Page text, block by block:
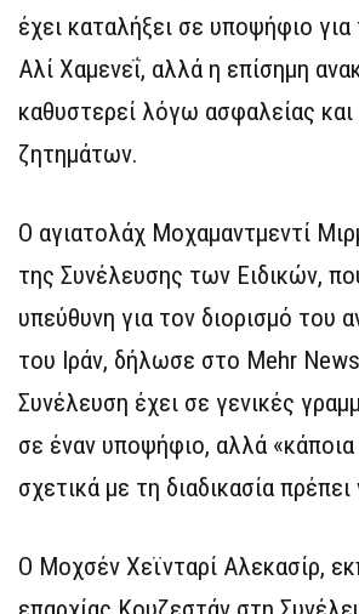
έχει καταλήξει σε υποψήφιο
Αλί Χαμενεΐ, αλλά η επίσημη
καθυστερεί λόγω ασφαλείας και
ζητημάτων.
Ο αγιατολάχ Μοχαμαντμεντί
της Συνέλευσης των Ειδικών,
υπεύθυνη για τον διορισμό του
του Ιράν, δήλωσε στο Mehr
Συνέλευση έχει σε γενικές
σε έναν υποψήφιο, αλλά «κάποια
σχετικά με τη διαδικασία
Ο Μοχσέν Χεϊνταρί Αλεκασίρ,